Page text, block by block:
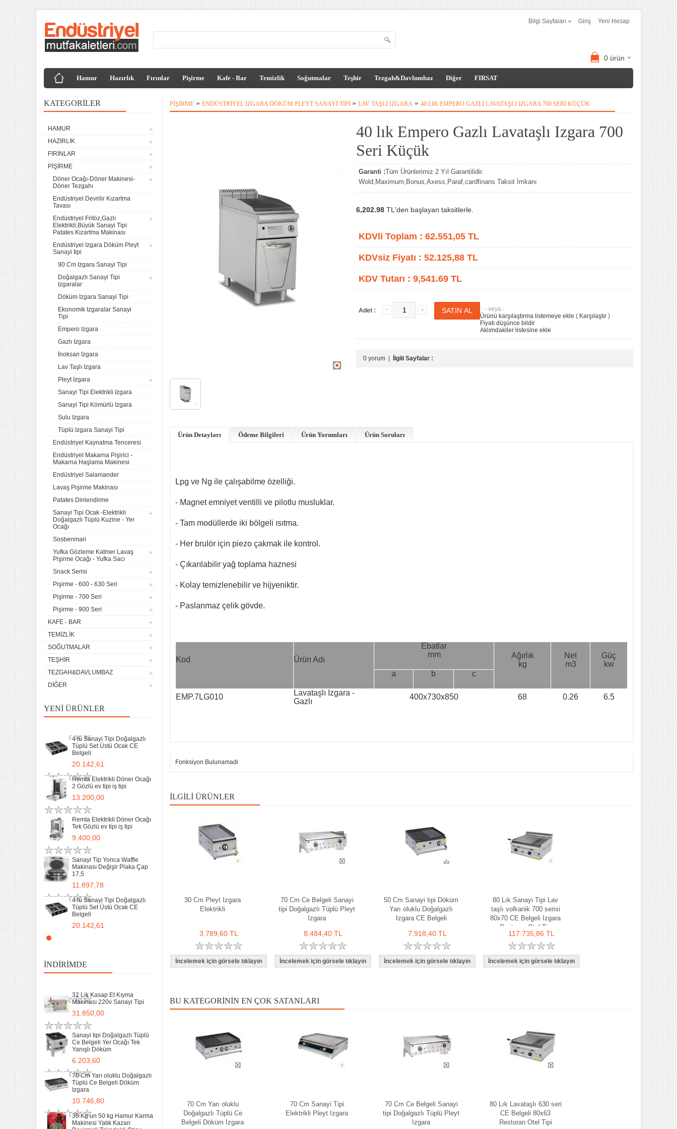
Bilgi Sayfaları Giriş Yeni Hesap
0 ürün
Hamur Hazırlık Fırınlar Pişirme Kafe - Bar Temizlik Soğutmalar Teşhir Tezgah&Davlumbaz Diğer FIRSAT
KATEGORILER
HAMUR
HAZIRLIK
FIRINLAR
PIŞIRME
Döner Ocağı-Döner Makinesi-
Döner Tezgahı
Endüstriyel Devrilir Kızartma
Tavası
Endüstriyel Fritöz,Gazlı
Elektrikli,Büyük Sanayi Tipi
Patates Kızartma Makinası
Endüstriyel Izgara Döküm Pleyt
Sanayi tipi
90 Cm Izgara Sanayi Tipi
Doğalgazlı Sanayi Tipi
Izgaralar
Döküm Izgara Sanayi Tipi
Ekonomik Izgaralar Sanayi
Tipi
Empero Izgara
Gazlı Izgara
İnoksan Izgara
Lav Taşlı Izgara
Pleyt Izgara
Sanayi Tipi Elektrikli Izgara
Sanayi Tipi Kömürlü Izgara
Sulu Izgara
Tüplü Izgara Sanayi Tipi
Endüstriyel Kaynatma Tenceresi
Endüstriyel Makarna Pişirici -
Makarna Haşlama Makinesi
Endüstriyel Salamander
Lavaş Pişirme Makinası
Patates Dinlendirme
Sanayi Tipi Ocak -Elektrikli
Doğalgazlı Tüplü Kuzine - Yer
Ocağı
Sosbenmari
Yufka Gözleme Katmer Lavaş
Pişirme Ocağı - Yufka Sacı
Snack Serisi
Pişirme - 600 - 630 Seri
Pişirme - 700 Seri
Pişirme - 900 Seri
KAFE - BAR
TEMIZLIK
SOĞUTMALAR
TEŞHIR
TEZGAH&DAVLUMBAZ
DIĞER
YENI ÜRÜNLER
Tüplü Set Üstü Ocak CE
Remta Elektrikli Döner Ocağı
2 Gözlü ev tipi iş tipi
13.200,00
Remta Elektrikli Döner Ocağı
9.400,00
Makinası Değişir Plaka Çap
17,5
4 lü Sanayi Tipi Doğalgazlı
Tüplü Set Üstü Ocak CE
Belgeli
20.142,61
Remta Elektrikli Döner Ocağı
2 Gözlü ev tipi iş tipi
13.200,00
Remta Elektrikli Döner Ocağı
Tek Gözlü ev tipi iş tipi
9.400,00
Sanayi Tip Yonca Waffle
Makinası Değişir Plaka Çap
17,5
11.897,78
4 lü Sanayi Tipi Doğalgazlı
Tüplü Set Üstü Ocak CE
Belgeli
20.142,61
9.400,00
Sanayi Tip Yonca Waffle
Makinası Değişir Plaka Çap
17,5
11.897,78
İNDIRIMDE
32 Lik Kasap Et Kıyma
Makinası 220v Sanayi Tipi
31.850,00
Sanayi tipi Doğalgazlı Tüplü
Ce Belgeli Yer Ocağı Tek
Yanışlı Döküm
6.203,60
70 Cm Yarı oluklu Doğalgazlı
Tüplü Ce Belgeli Döküm
Izgara
Makinesi Yatık Kazan
Devirmeli Tekerlekli Ozay
32 Lik Kasap Et Kıyma
Makinası 220v Sanayi Tipi
31.850,00
Sanayi tipi Doğalgazlı Tüplü
Ce Belgeli Yer Ocağı Tek
Yanışlı Döküm
6.203,60
70 Cm Yarı oluklu Doğalgazlı
Tüplü Ce Belgeli Döküm
Izgara
10.746,80
35 Kg un 50 kg Hamur Karma
Makinesi Yatık Kazan
PIŞIRME » ENDÜSTRIYEL IZGARA DÖKÜM PLEYT SANAYI TIPI » LAV TAŞLI IZGARA » 40 LIK EMPERO GAZLI LAVATAŞLI IZGARA 700 SERI KÜÇÜK
40 lık Empero Gazlı Lavataşlı Izgara 700
Seri Küçük
Garanti :Tüm Ürünlerimiz 2 Yıl Garantilidir.
Wold,Maximum,Bonus,Axess,Paraf,cardfinans Taksit İmkanı
6,202.98 TL'den başlayan taksitlerle.
KDVli Toplam : 62.551,05 TL
KDVsiz Fiyatı : 52.125,88 TL
KDV Tutarı : 9,541.69 TL
Adet :
- veya -
Ürünü karşılaştırma listemeye ekle ( Karşılaştır )
Fiyatı düşünce bildir
Aklımdakiler listesine ekle
0 yorum İlgili Sayfalar :
Ürün Detayları Ödeme Bilgileri Ürün Yorumları Ürün Soruları
Lpg ve Ng ile çalışabilme özelliği.
- Magnet emniyet ventilli ve pilotlu musluklar.
- Tam modüllerde iki bölgeli ısıtma.
- Her brulör için piezo çakmak ile kontrol.
- Çıkarılabilir yağ toplama haznesi
- Kolay temizlenebilir ve hijyeniktir.
- Paslanmaz çelik gövde.
Kod Ürün Adı
Ebatlar
mm
Ağırlık
kg
Net
m3
Güç
kw
a
b c
EMP.7LG010
Lavataşlı Izgara -
Gazlı
400x730x850 68 0.26 6.5
Fonksiyon Bulunamadi
İLGILI ÜRÜNLER
30 Cm Pleyt Izgara
Elektrikli
3.789,60 TL
70 Cm Ce Belgeli Sanayi
tipi Doğalgazlı Tüplü Pleyt
Izgara
8.484,40 TL
50 Cm Sanayi tipi Döküm
Yarı oluklu Doğalgazlı
Izgara CE Belgeli
7.918,40 TL
80 Lık Sanayi Tipi Lav
taşlı volkanik 700 serisi
80x70 CE Belgeli Izgara
Restoran Otel Tip
117.735,86 TL
BU KATEGORININ EN ÇOK SATANLARI
70 Cm Yarı oluklu
Doğalgazlı Tüplü Ce
Belgeli Döküm Izgara
70 Cm Sanayi Tipi
Elektrikli Pleyt Izgara
70 Cm Ce Belgeli Sanayi
tipi Doğalgazlı Tüplü Pleyt
Izgara
80 Lık Lavataşlı 630 seri
CE Belgeli 80x63
Restoran Otel Tipi